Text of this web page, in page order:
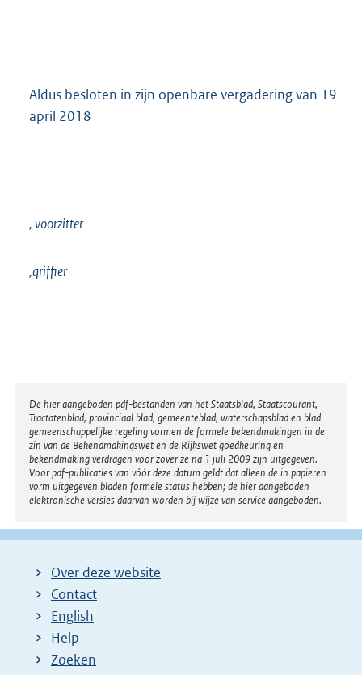
Aldus besloten in zijn openbare vergadering van 19
april 2018
, voorzitter
,griffier
Disclaimer
De hier aangeboden pdf-bestanden van het Staatsblad, Staatscourant,
Tractatenblad, provinciaal blad, gemeenteblad, waterschapsblad en blad
gemeenschappelijke regeling vormen de formele bekendmakingen in de
zin van de Bekendmakingswet en de Rijkswet goedkeuring en
bekendmaking verdragen voor zover ze na 1 juli 2009 zijn uitgegeven.
Voor pdf-publicaties van vóór deze datum geldt dat alleen de in papieren
vorm uitgegeven bladen formele status hebben; de hier aangeboden
elektronische versies daarvan worden bij wijze van service aangeboden.
Over deze website
Contact
English
Help
Zoeken